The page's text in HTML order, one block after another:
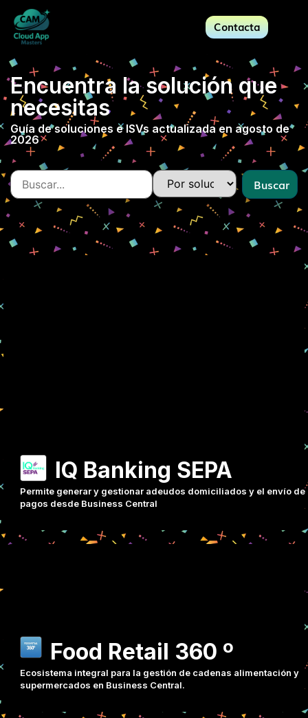
Contacta
Encuentra la solución que
necesitas
Guía de soluciones e ISVs actualizada en agosto de
2026
Buscar
IQ Banking SEPA
Permite generar y gestionar adeudos domiciliados y el envío de
pagos desde Business Central
Food Retail 360 º
Ecosistema integral para la gestión de cadenas alimentación y
supermercados en Business Central.